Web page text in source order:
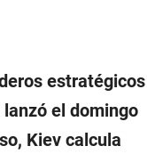
estratégicos
el domingo
Kiev calcula